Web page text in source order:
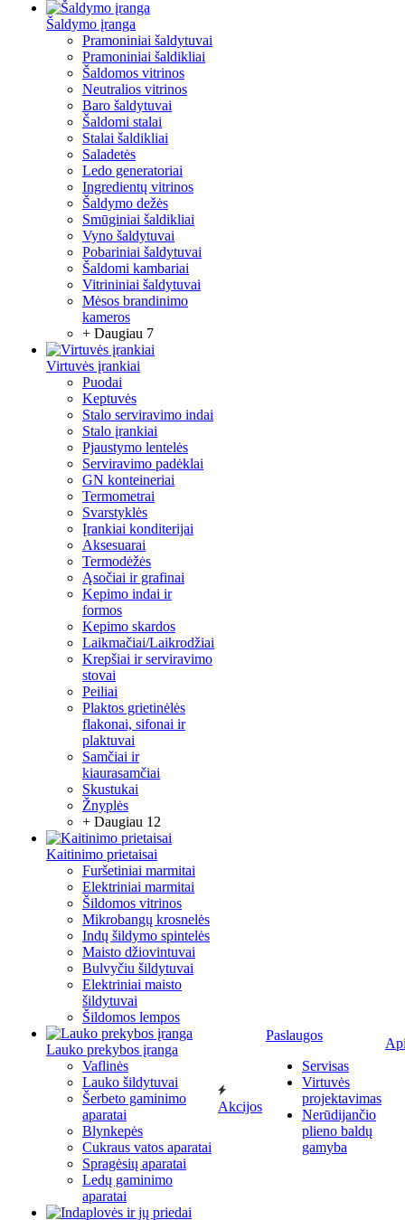
Šaldymo įranga
Pramoniniai šaldytuvai
Pramoniniai šaldikliai
Šaldomos vitrinos
Neutralios vitrinos
Baro šaldytuvai
Šaldomi stalai
Stalai šaldikliai
Saladetės
Ledo generatoriai
Ingredientų vitrinos
Šaldymo dežės
Smūginiai šaldikliai
Vyno šaldytuvai
Pobariniai šaldytuvai
Šaldomi kambariai
Vitrininiai šaldytuvai
Mėsos brandinimo
kameros
+ Daugiau 7
Virtuvės įrankiai
Puodai
Keptuvės
Stalo serviravimo indai
Stalo įrankiai
Pjaustymo lentelės
Serviravimo padėklai
GN konteineriai
Termometrai
Svarstyklės
Įrankiai konditerijai
Aksesuarai
Termodėžės
Ąsočiai ir grafinai
Kepimo indai ir
formos
Kepimo skardos
Laikmačiai/Laikrodžiai
Krepšiai ir serviravimo
stovai
Peiliai
Plaktos grietinėlės
flakonai, sifonai ir
plaktuvai
Samčiai ir
kiaurasamčiai
Skustukai
Žnyplės
+ Daugiau 12
Kaitinimo prietaisai
Furšetiniai marmitai
Elektriniai marmitai
Šildomos vitrinos
Mikrobangų krosnelės
Indų šildymo spintelės
Maisto džiovintuvai
Bulvyčiu šildytuvai
Elektriniai maisto
šildytuvai
Šildomos lempos
Lauko prekybos įranga
Vaflinės
Lauko šildytuvai
Šerbeto gaminimo
aparatai
Blynkepės
Cukraus vatos aparatai
Spragėsių aparatai
Ledų gaminimo
aparatai
Akcijos
Paslaugos
Servisas
Virtuvės
projektavimas
Nerūdijančio
plieno baldų
gamyba